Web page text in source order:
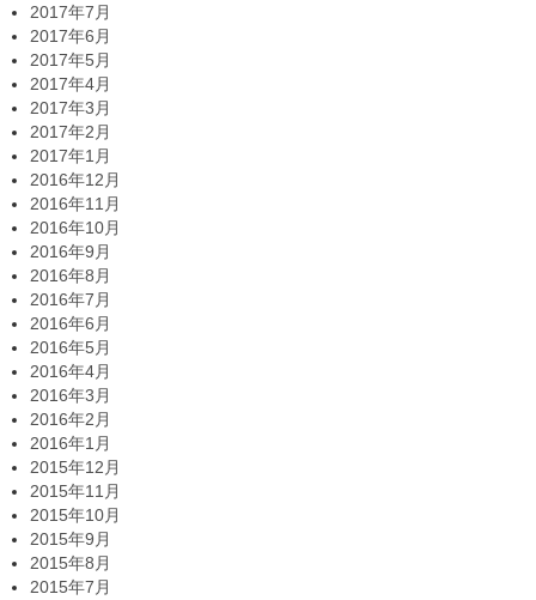
2017年7月
2017年6月
2017年5月
2017年4月
2017年3月
2017年2月
2017年1月
2016年12月
2016年11月
2016年10月
2016年9月
2016年8月
2016年7月
2016年6月
2016年5月
2016年4月
2016年3月
2016年2月
2016年1月
2015年12月
2015年11月
2015年10月
2015年9月
2015年8月
2015年7月